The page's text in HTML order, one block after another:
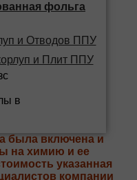
фольга
и Отводов ППУ
и Плит ППУ
была включена и
на химию и ее
указанная
компании